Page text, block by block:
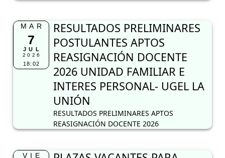
MAR
7
JUL
2026
18:02
RESULTADOS PRELIMINARES
POSTULANTES APTOS
REASIGNACIÓN DOCENTE
2026 UNIDAD FAMILIAR E
INTERES PERSONAL- UGEL LA
UNIÓN
RESULTADOS PRELIMINARES APTOS
REASIGNACIÓN DOCENTE 2026
VIE